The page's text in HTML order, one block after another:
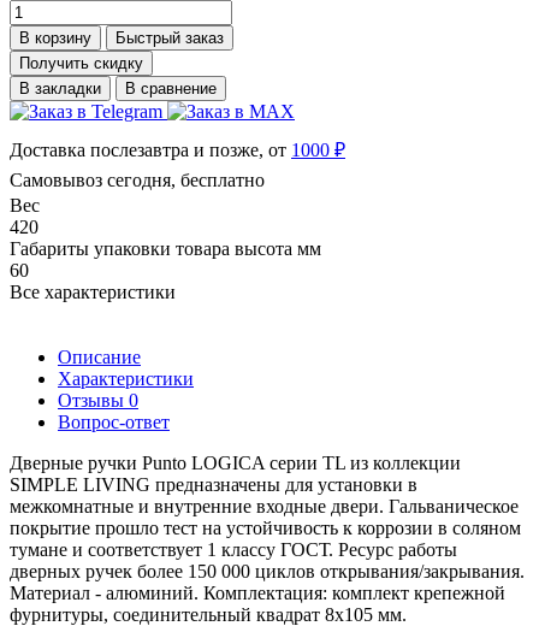
В корзину
Быстрый заказ
Получить скидку
В закладки
В сравнение
Доставка послезавтра и позже, от 1000 ₽
Самовывоз сегодня, бесплатно
Вес
420
Габариты упаковки товара высота мм
60
Все характеристики
Описание
Характеристики
Отзывы 0
Вопрос-ответ
Дверные ручки Punto LOGICA серии TL из коллекции
SIMPLE LIVING предназначены для установки в
межкомнатные и внутренние входные двери. Гальваническое
покрытие прошло тест на устойчивость к коррозии в соляном
тумане и соответствует 1 классу ГОСТ. Ресурс работы
дверных ручек более 150 000 циклов открывания/закрывания.
Материал - алюминий. Комплектация: комплект крепежной
фурнитуры, соединительный квадрат 8x105 мм.